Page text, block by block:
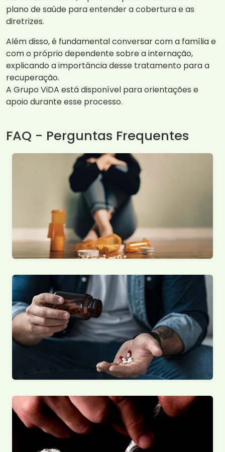
plano de saúde para entender a cobertura e as
diretrizes.
Além disso, é fundamental conversar com a família e
com o próprio dependente sobre a internação,
explicando a importância desse tratamento para a
recuperação.
A Grupo ViDA está disponível para orientações e
apoio durante esse processo.
FAQ - Perguntas Frequentes